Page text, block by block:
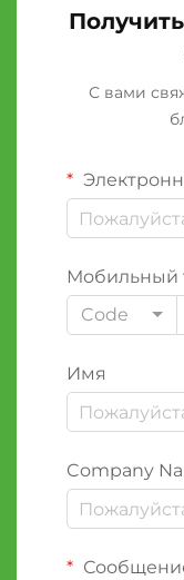
С вами
Мобильный
Code
Имя
Company